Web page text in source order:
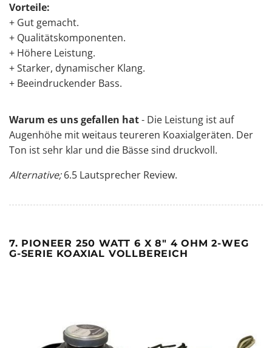
Vorteile:
+ Gut gemacht.
+ Qualitätskomponenten.
+ Höhere Leistung.
+ Starker, dynamischer Klang.
+ Beeindruckender Bass.
Warum es uns gefallen hat- Die Leistung ist auf
Augenhöhe mit weitaus teureren Koaxialgeräten. Der
Ton ist sehr klar und die Bässe sind druckvoll.
Alternative; 6.5 Lautsprecher Review.
7. PIONEER 250 WATT 6 X 8" 4 OHM 2-WEG
G-SERIE KOAXIAL VOLLBEREICH